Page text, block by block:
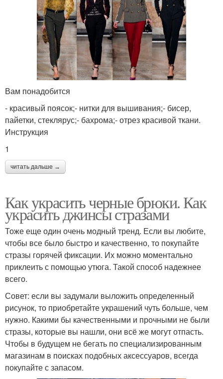
Вам понадобится
- красивый поясок;- нитки для вышивания;- бисер,
пайетки, стеклярус;- бахрома;- отрез красивой ткани.
Инструкция
1
читать дальше →
Как украсить черные брюки. Как
украсить джинсы стразами
Тоже еще один очень модный тренд. Если вы любите,
чтобы все было быстро и качественно, то покупайте
стразы горячей фиксации. Их можно моментально
приклеить с помощью утюга. Такой способ надежнее
всего.
Совет: если вы задумали выложить определенный
рисунок, то приобретайте украшений чуть больше, чем
нужно. Какими бы качественными и прочными не были
стразы, которые вы нашли, они всё же могут отпасть.
Чтобы в будущем не бегать по специализированным
магазинам в поисках подобных аксессуаров, всегда
покупайте с запасом.